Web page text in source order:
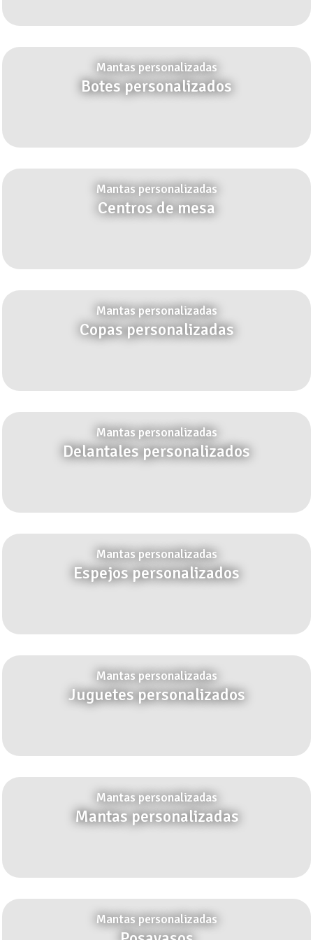
Mantas personalizadas
Botes personalizados
Mantas personalizadas
Centros de mesa
Mantas personalizadas
Copas personalizadas
Mantas personalizadas
Delantales personalizados
Mantas personalizadas
Espejos personalizados
Mantas personalizadas
Juguetes personalizados
Mantas personalizadas
Mantas personalizadas
Mantas personalizadas